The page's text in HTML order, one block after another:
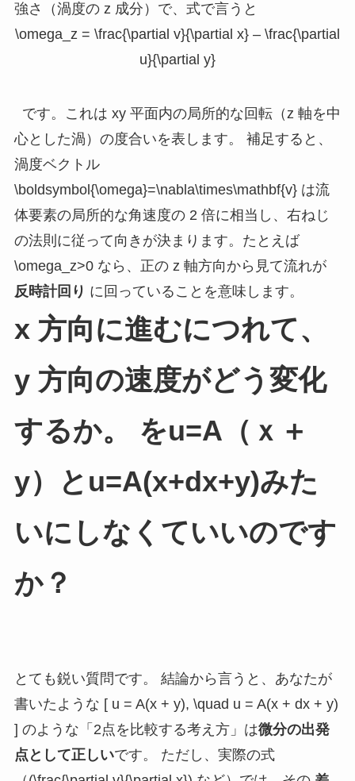
強さ（渦度の z 成分）で、式で言うと
\omega_z = \frac{\partial v}{\partial x} – \frac{\partial
u}{\partial y}
です。これは xy 平面内の局所的な回転（z 軸を中
心とした渦）の度合いを表します。 補足すると、
渦度ベクトル
\boldsymbol{\omega}=\nabla\times\mathbf{v}は流
体要素の局所的な角速度の 2 倍に相当し、右ねじ
の法則に従って向きが決まります。たとえば
\omega_z>0なら、正の z 軸方向から見て流れが
反時計回り に回っていることを意味します。
x 方向に進むにつれて、
y 方向の速度がどう変化
するか。 をu=A（ｘ＋
y）とu=A(x+dx+y)みた
いにしなくていいのです
か？
とても鋭い質問です。 結論から言うと、あなたが
書いたような [ u = A(x + y), \quad u = A(x + dx + y)
] のような「2点を比較する考え方」は微分の出発
点として正しいです。 ただし、実際の式